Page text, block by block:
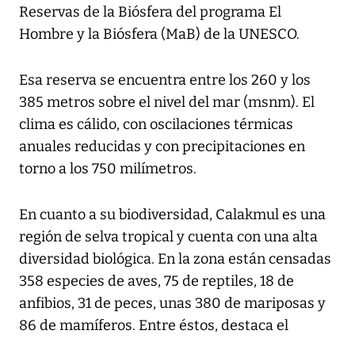
Reservas de la Biósfera del programa El
Hombre y la Biósfera (MaB) de la UNESCO.
Esa reserva se encuentra entre los 260 y los
385 metros sobre el nivel del mar (msnm). El
clima es cálido, con oscilaciones térmicas
anuales reducidas y con precipitaciones en
torno a los 750 milímetros.
En cuanto a su biodiversidad, Calakmul es una
región de selva tropical y cuenta con una alta
diversidad biológica. En la zona están censadas
358 especies de aves, 75 de reptiles, 18 de
anfibios, 31 de peces, unas 380 de mariposas y
86 de mamíferos. Entre éstos, destaca el